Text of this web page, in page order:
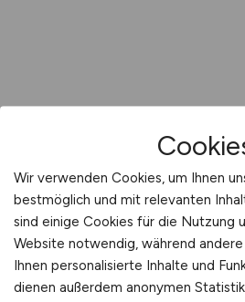
Wir verwenden Cookies, um Ihnen
bestmöglich und mit relevanten
sind einige Cookies für die Nutzung
Website notwendig, während
Ihnen personalisierte Inhalte und
dienen außerdem anonymen